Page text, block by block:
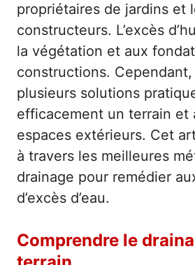
propriétaires de jardins et
constructeurs. L’excès
la végétation et aux
constructions.
plusieurs solutions
efficacement un terrain et
espaces extérieurs. Cet
à travers les meilleures
drainage pour remédier
d’excès d’eau.
Comprendre le